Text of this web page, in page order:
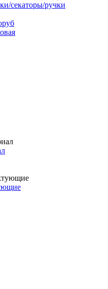
секаторы/ручки